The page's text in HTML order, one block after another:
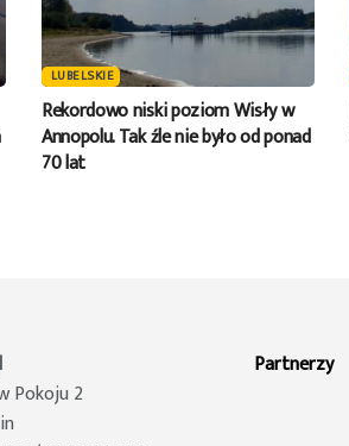
LUBELSKIE
Rekordowo niski poziom Wisły w
Annopolu. Tak źle nie było od ponad
70 lat
Pokoju 2
Partnerzy